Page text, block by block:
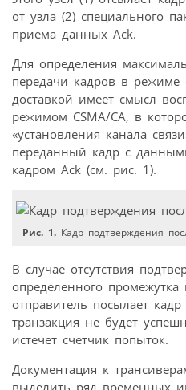
от узла (2) специального
приема данных Ack.
Для определения
передачи кадров в режиме
доставкой имеет смысл
режимом CSMA/CA, в
«установления канала
переданный кадр с
кадром Ack (см. рис. 1).
Рис. 1. Кадр подтверждения
В случае отсутствия
определенного
отправитель посылает
транзакция не будет
истечет счетчик попыток.
Документация к